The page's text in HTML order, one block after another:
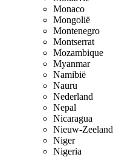
Monaco
Mongolië
Montenegro
Montserrat
Mozambique
Myanmar
Namibië
Nauru
Nederland
Nepal
Nicaragua
Nieuw-Zeeland
Niger
Nigeria